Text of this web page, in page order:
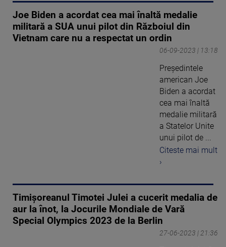
Joe Biden a acordat cea mai înaltă medalie
militară a SUA unui pilot din Războiul din
Vietnam care nu a respectat un ordin
06-09-2023 | 13:18
Președintele
american Joe
Biden a acordat
cea mai înaltă
medalie militară
a Statelor Unite
unui pilot de ...
Citeste mai mult
›
Timișoreanul Timotei Julei a cucerit medalia de
aur la înot, la Jocurile Mondiale de Vară
Special Olympics 2023 de la Berlin
27-06-2023 | 21:36